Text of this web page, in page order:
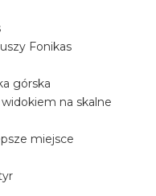
Fonikas
górska
na skalne
miejsce